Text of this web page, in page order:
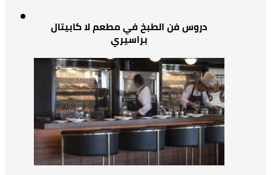
دروس فن الطبخ في مطعم لا كابيتال
براسيري